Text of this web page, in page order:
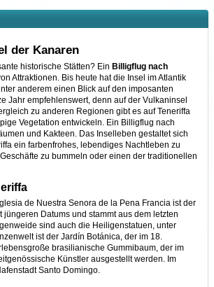
der Kanaren
historische Stätten? Ein Billigflug nach
Attraktionen. Bis heute hat die Insel im Atlantik
anderem einen Blick auf den imposanten
Jahr empfehlenswert, denn auf der Vulkaninsel
zu anderen Regionen gibt es auf Teneriffa
Vegetation entwickeln. Ein Billigflug nach
und Kakteen. Das Inselleben gestaltet sich
ein farbenfrohes, lebendiges Nachtleben zu
zu bummeln oder einen der traditionellen
de Nuestra Senora de la Pena Francia ist der
Datums und stammt aus dem letzten
sind auch die Heiligenstatuen, unter
ist der Jardín Botánica, der im 18.
brasilianische Gummibaum, der im
Künstler ausgestellt werden. Im
Santo Domingo.